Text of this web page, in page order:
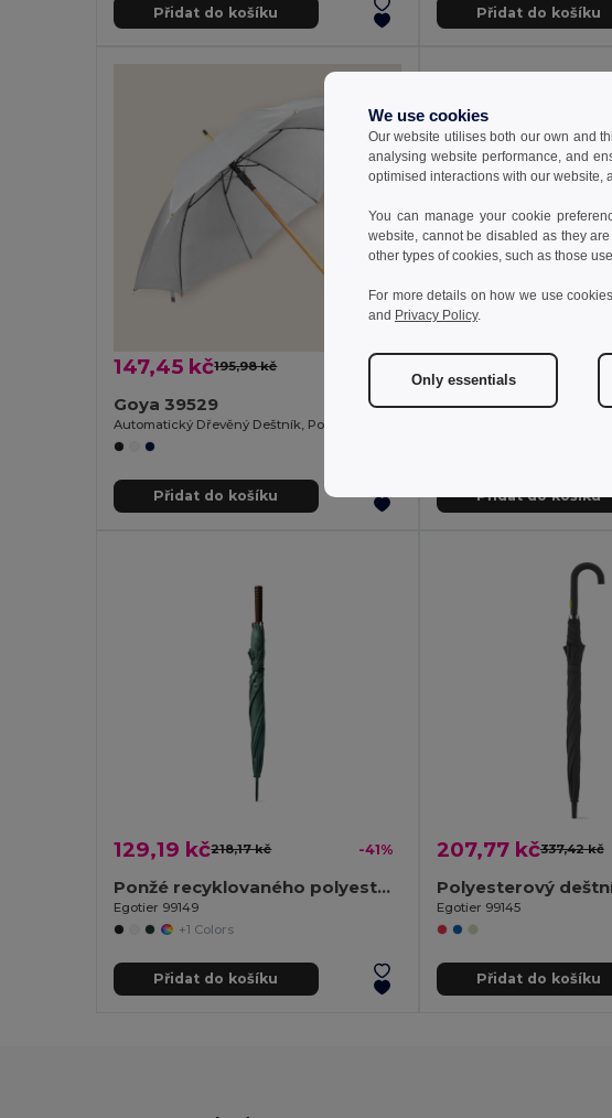
Přidat do košíku Přidat do košíku
147,45 kč195,98 kč
Goya 39529
Přidat do košíku
Šála polar fleece
Přidat do košíku
129,19 kč218,17 kč -41%
Ponžé recyklovaného polyesteru (100% rPET) deštník s automatickým otevíráním
Egotier 99149
+1 Colors
Přidat do košíku
207,77 kč337,42 kč
Egotier 99145
Přidat do košíku
We use cookies
Our website utilises both our own and
analysing website performance, and
optimised interactions with our website,
You can manage your cookie
website, cannot be disabled as they
other types of cookies, such as those
For more details on how we use
and Privacy Policy.
Only essentials